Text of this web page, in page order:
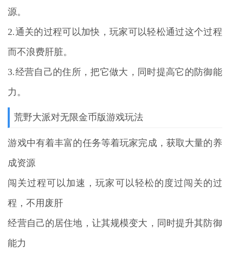
源。
2.通关的过程可以加快，玩家可以轻松通过这个过程
而不浪费肝脏。
3.经营自己的住所，把它做大，同时提高它的防御能
力。
荒野大派对无限金币版游戏玩法
游戏中有着丰富的任务等着玩家完成，获取大量的养
成资源
闯关过程可以加速，玩家可以轻松的度过闯关的过
程，不用废肝
经营自己的居住地，让其规模变大，同时提升其防御
能力